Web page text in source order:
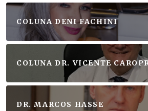
COLUNA DENI FACHINI
COLUNA DR. VICENTE
DR. MARCOS HASSE